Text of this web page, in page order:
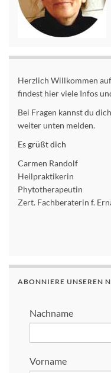
Herzlich Willkommen
findest hier viele Infos
Bei Fragen kannst du
weiter unten melden.
Es grüßt dich
Carmen Randolf
Heilpraktikerin
Phytotherapeutin
Zert. Fachberaterin f.
ABONNIERE UNSEREN
Nachname
Vorname